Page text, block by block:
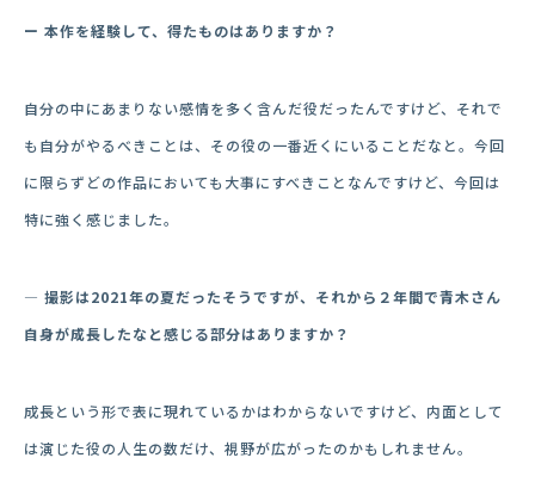
ー 本作を経験して、得たものはありますか？
自分の中にあまりない感情を多く含んだ役だったんですけど、それで
も自分がやるべきことは、その役の一番近くにいることだなと。今回
に限らずどの作品においても大事にすべきことなんですけど、今回は
特に強く感じました。
― 撮影は2021年の夏だったそうですが、それから ２年間で青木さん
自身が成長したなと感じる部分はありますか？
成長という形で表に現れているかはわからないですけど、内面として
は演じた役の人生の数だけ、視野が広がったのかもしれません。